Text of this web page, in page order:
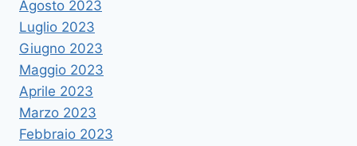
Agosto 2023
Luglio 2023
Giugno 2023
Maggio 2023
Aprile 2023
Marzo 2023
Febbraio 2023